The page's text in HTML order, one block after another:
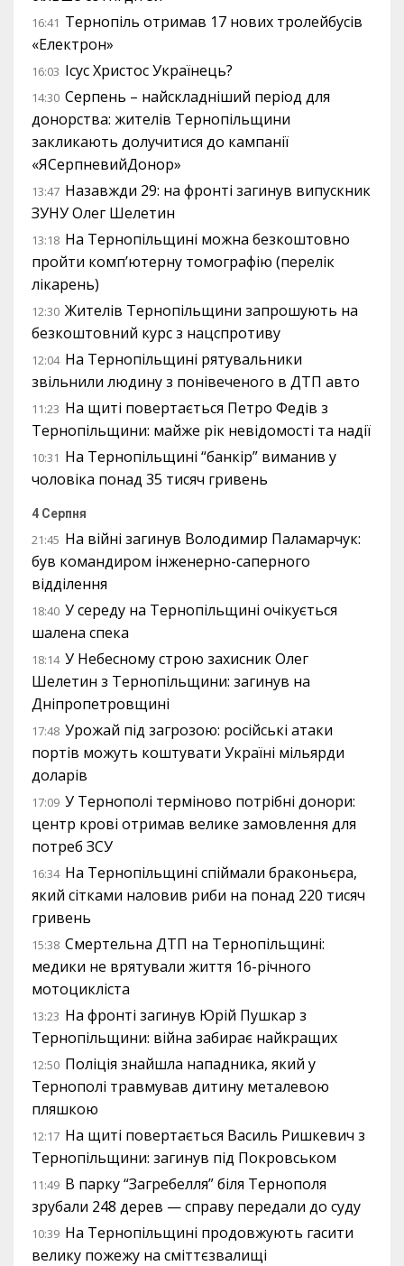
16:41 Тернопіль отримав 17 нових тролейбусів
«Електрон»
16:03 Ісус Христос Українець?
14:30 Серпень – найскладніший період для
донорства: жителів Тернопільщини
закликають долучитися до кампанії
«ЯСерпневийДонор»
13:47 Назавжди 29: на фронті загинув випускник
ЗУНУ Олег Шелетин
13:18 На Тернопільщині можна безкоштовно
пройти комп’ютерну томографію (перелік
лікарень)
12:30 Жителів Тернопільщини запрошують на
безкоштовний курс з нацспротиву
12:04 На Тернопільщині рятувальники
звільнили людину з понівеченого в ДТП авто
11:23 На щиті повертається Петро Федів з
Тернопільщини: майже рік невідомості та надії
10:31 На Тернопільщині “банкір” виманив у
чоловіка понад 35 тисяч гривень
4 Серпня
21:45 На війні загинув Володимир Паламарчук:
був командиром інженерно-саперного
відділення
18:40 У середу на Тернопільщині очікується
шалена спека
18:14 У Небесному строю захисник Олег
Шелетин з Тернопільщини: загинув на
Дніпропетровщині
17:48 Урожай під загрозою: російські атаки
портів можуть коштувати Україні мільярди
доларів
17:09 У Тернополі терміново потрібні донори:
центр крові отримав велике замовлення для
потреб ЗСУ
16:34 На Тернопільщині спіймали браконьєра,
який сітками наловив риби на понад 220 тисяч
гривень
15:38 Смертельна ДТП на Тернопільщині:
медики не врятували життя 16-річного
мотоцикліста
13:23 На фронті загинув Юрій Пушкар з
Тернопільщини: війна забирає найкращих
12:50 Поліція знайшла нападника, який у
Тернополі травмував дитину металевою
пляшкою
12:17 На щиті повертається Василь Ришкевич з
Тернопільщини: загинув під Покровськом
11:49 В парку “Загребелля” біля Тернополя
зрубали 248 дерев — справу передали до суду
10:39 На Тернопільщині продовжують гасити
велику пожежу на сміттєзвалищі